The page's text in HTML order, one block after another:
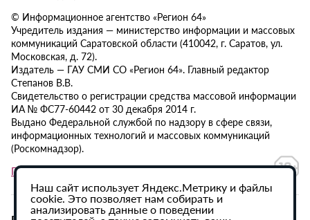
© Информационное агентство «Регион 64»
Учредитель издания — министерство информации и массовых
коммуникаций Саратовской области (410042, г. Саратов, ул.
Московская, д. 72).
Издатель — ГАУ СМИ СО «Регион 64». Главный редактор
Степанов В.В.
Свидетельство о регистрации средства массовой информации
ИА № ФС77-60442 от 30 декабря 2014 г.
Выдано Федеральной службой по надзору в сфере связи,
информационных технологий и массовых коммуникаций
(Роскомнадзор).
Политика в отношении обработки персональных данных
Наш сайт использует Яндекс.Метрику и файлы
cookie. Это позволяет нам собирать и
анализировать данные о поведении